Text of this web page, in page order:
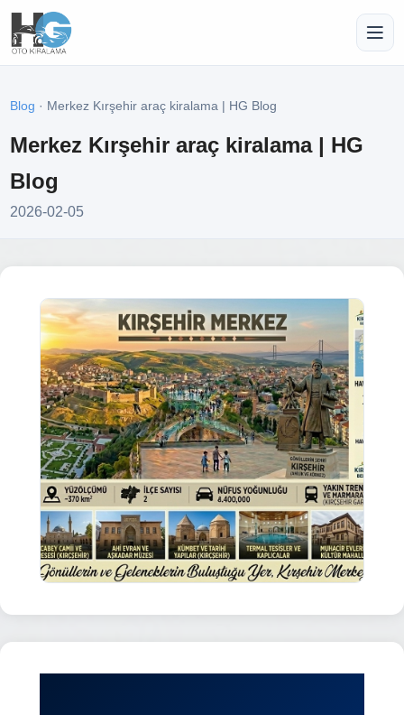
Blog · Merkez Kırşehir araç kiralama | HG Blog
Merkez Kırşehir araç kiralama | HG
Blog
2026-02-05